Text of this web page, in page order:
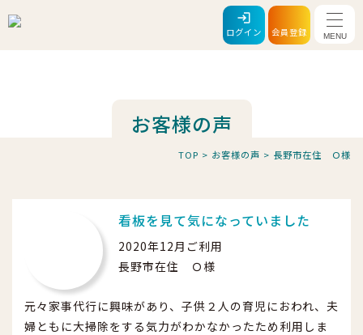
ログイン 会員登録 メニ
お客様の声
TOP > お客様の声 > 長野市在住 Ｏ様
看板を見て気になっていました
2020年12月ご利用
長野市在住 Ｏ様
元々家事代行に興味があり、子供２人の育児におわれ、夫
婦ともに大掃除をする気力がわかなかったため利用しま